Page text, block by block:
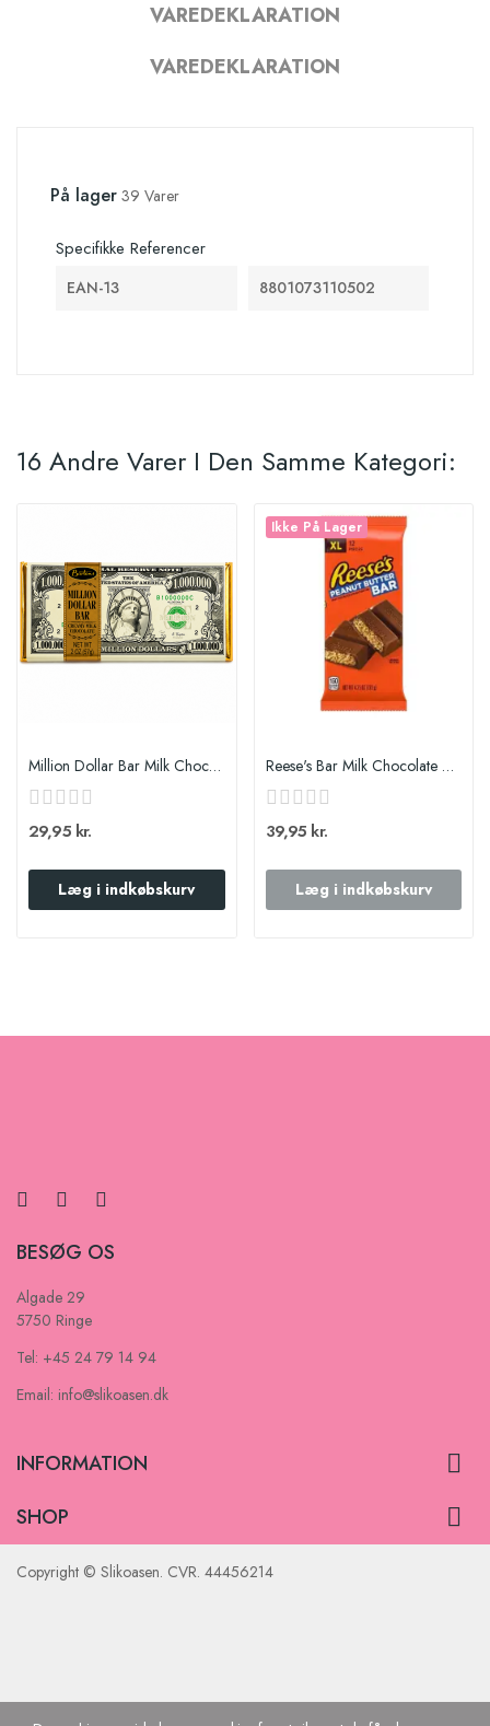
VAREDEKLARATION
VAREDEKLARATION
På lager 39 Varer
Specifikke Referencer
EAN-13 8801073110502
16 Andre Varer I Den Samme Kategori:
Million Dollar Bar Milk Chocolate
29,95 kr.
Læg i indkøbskurv
Ikke På Lager
Reese's Bar Milk Chocolate Peanut Butter XL
39,95 kr.
Læg i indkøbskurv
BESØG OS
Algade 29
5750 Ringe
Tel: +45 24 79 14 94
Email: info@slikoasen.dk
INFORMATION 
SHOP 
Copyright © Slikoasen. CVR. 44456214